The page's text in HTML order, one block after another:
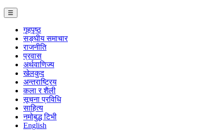
☰
गृहपृष्ठ
सङ्घीय समाचार
राजनीति
प्रवास
अर्थवाणिज्य
खेलकुद
अन्तराष्ट्रिय
कला र शैली
सूचना प्रविधि
साहित्य
नमोबुद्ध टिभी
English